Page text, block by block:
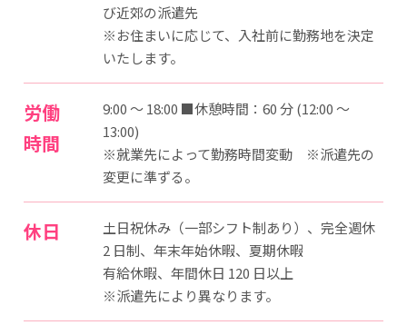
び近郊の派遣先
※お住まいに応じて、入社前に勤務地を決定
いたします。
労働
時間
9:00 ～ 18:00 ■休憩時間：60 分 (12:00 ～
13:00)
※就業先によって勤務時間変動 ※派遣先の
変更に準ずる。
休日
土日祝休み（一部シフト制あり）、完全週休
2 日制、年末年始休暇、夏期休暇
有給休暇、年間休日 120 日以上
※派遣先により異なります。